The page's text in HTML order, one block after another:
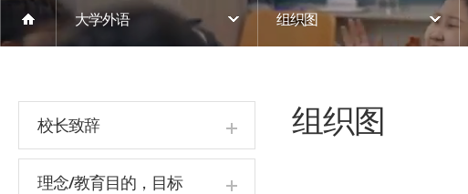
大学外语 组织图
校长致辞
理念/教育目的，目标
组织图